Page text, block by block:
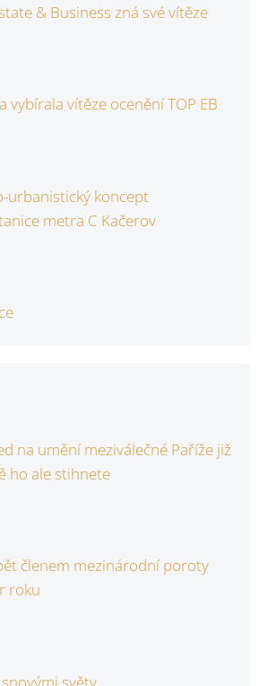
& Business zná své vítěze
vybírala vítěze ocenění TOP EB
urbanistický koncept
metra C Kačerov
na umění meziválečné Paříže již
ho ale stihnete
členem mezinárodní poroty
roku
světy